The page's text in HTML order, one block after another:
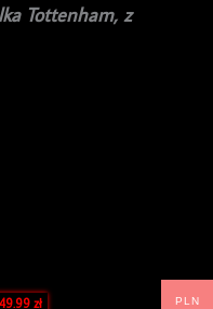
Tottenham, z
zł PLN